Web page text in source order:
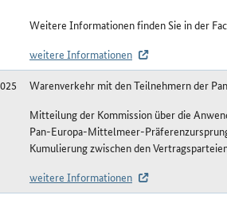
Weitere Informationen finden Sie in der
weitere Informationen
Warenverkehr mit den Teilnehmern der
Mitteilung der Kommission über die
Pan-Europa-Mittelmeer-
Kumulierung zwischen den
weitere Informationen